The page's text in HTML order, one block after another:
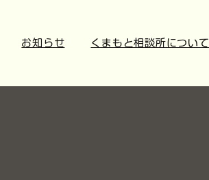
お知らせ くまもと相談所について